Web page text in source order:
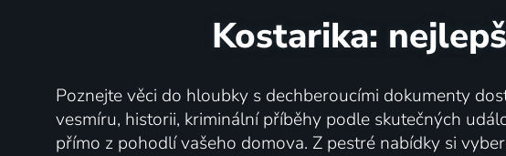
Kostarika:
Poznejte věci do hloubky s dechberoucími dokumenty
vesmíru, historii, kriminální příběhy podle skutečných
přímo z pohodlí vašeho domova. Z pestré nabídky si